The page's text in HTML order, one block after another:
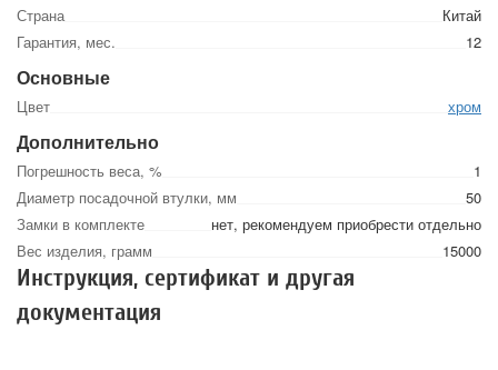
Страна
Китай
Гарантия, мес.
12
Основные
Цвет хром
Дополнительно
Погрешность веса, %
1
Диаметр посадочной втулки, мм
50
Замки в комплекте
нет, рекомендуем приобрести отдельно
Вес изделия, грамм
15000
Инструкция, сертификат и другая
документация